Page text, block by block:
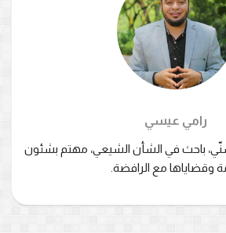
رامي عيسي
باحث في الشأن الشيعي، مهتم بشئون
وقضاياها مع الرافضة.